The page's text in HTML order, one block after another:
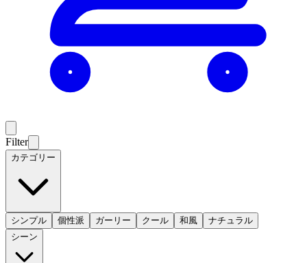
Filter
カテゴリー
シンプル 個性派 ガーリー クール 和風
ナチュラル
シーン